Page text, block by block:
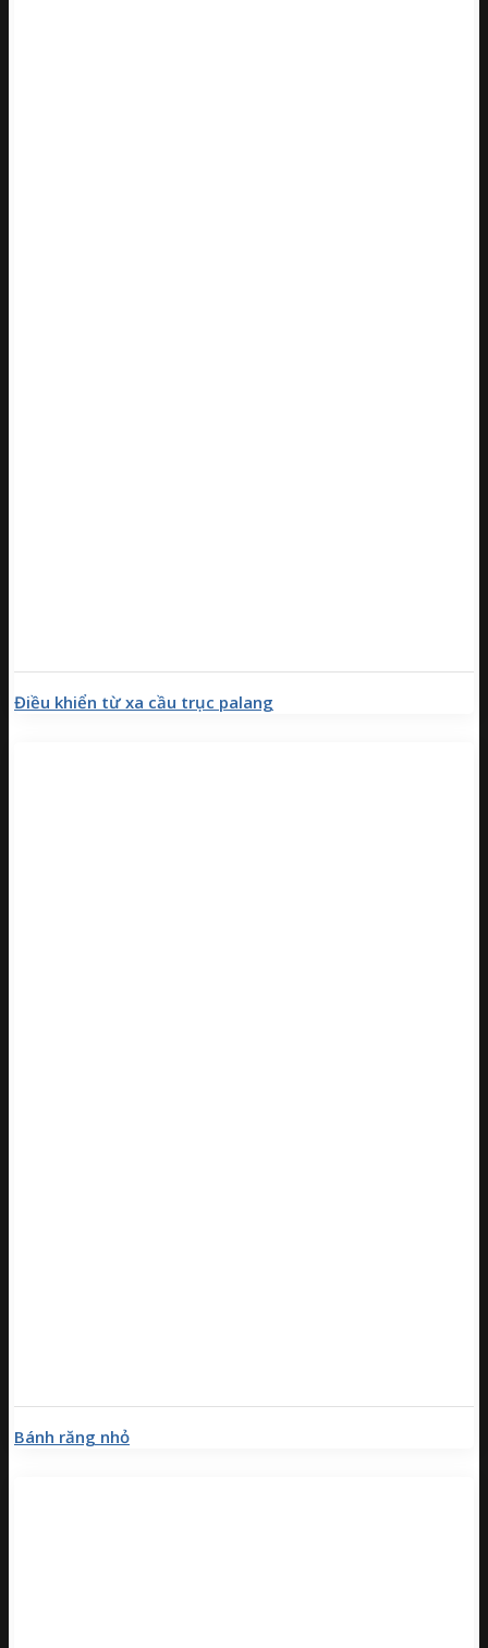
Điều khiển từ xa cầu trục palang
Bánh răng nhỏ